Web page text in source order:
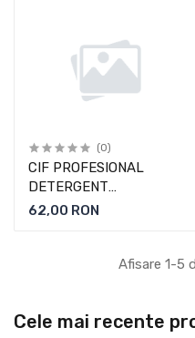
Cele mai recente
(0)
CIF PROFESIONAL
DETERGENT
UNIVERSAL 5L LEMON
62,00 RON
Afisare 1-5